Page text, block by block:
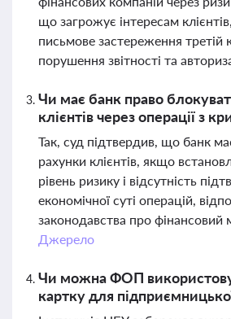
що загрожує інтересам
письмове застереження третій
порушення звітності та
Чи має банк право
клієнтів через операції з
Так, суд підтвердив, що банк
рахунки клієнтів, якщо
рівень ризику і відсутність
економічної суті операцій,
законодавства про фінансовий
Джерело
Чи можна ФОП
картку для